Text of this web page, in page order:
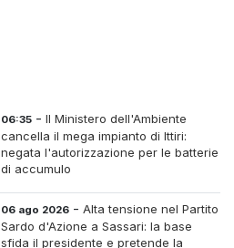
06:35 -Il Ministero dell'Ambiente
cancella il mega impianto di Ittiri:
negata l'autorizzazione per le batterie
di accumulo
06 ago 2026 -Alta tensione nel Partito
Sardo d'Azione a Sassari: la base
sfida il presidente e pretende la